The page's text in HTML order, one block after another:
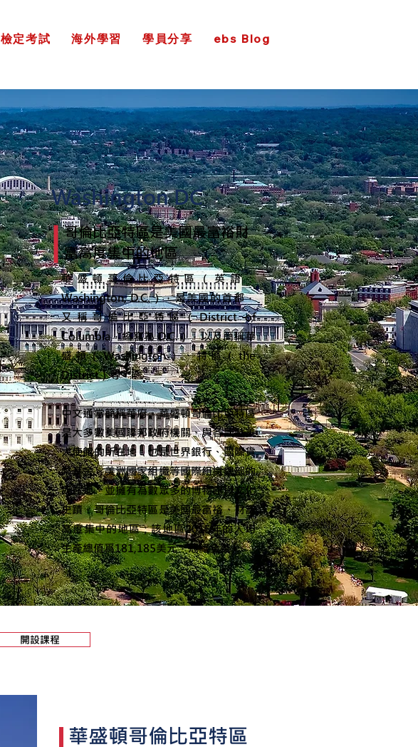
檢定考試 海外學習 學員分享 ebs Blog
Washington DC
哥倫比亞特區是美國最富裕財
富高度集中的地區
華盛頓哥倫比亞特區（英語：
Washington, D.C.），是美國的首都，
又稱哥倫比亞特區（District of
Columbia，縮寫為 D.C.），以及簡稱華
盛頓（Washington）、特區（the
District）等。
中文通常簡稱華府。華盛頓哥倫比亞特區
是大多數美國聯邦政府機關、與各國駐美
大使館的所在地，也是世界銀行、國際貨
幣基金、美洲國家組織等國際組織總部的
所在地，並擁有為數眾多的博物館與文化
史蹟。哥倫比亞特區是美國最富裕、財富
高度集中的地區；該地區2015年的人均
生產總值爲181,185美元，冠絕全美。
開設課程
華盛頓哥倫比亞特區